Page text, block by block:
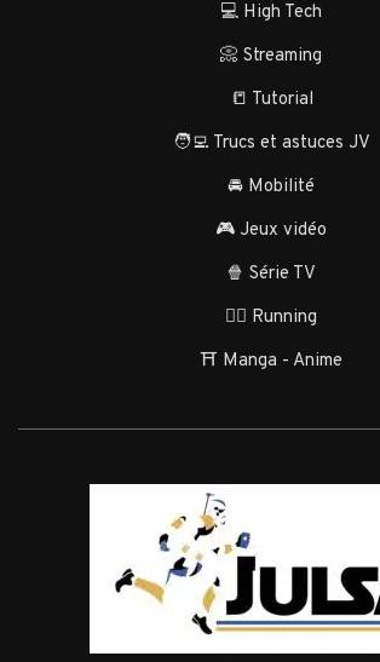
💻 High Tech
📀 Streaming
📒 Tutorial
🧑‍💻 Trucs et astuces JV
🚘 Mobilité
🎮 Jeux vidéo
🍿 Série TV
🏃‍♂️ Running
⛩️ Manga - Anime